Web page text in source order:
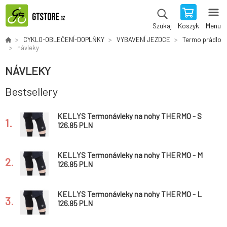
Szukaj Koszyk Menu
CYKLO-OBLEČENÍ-DOPLŇKY VYBAVENÍ JEZDCE
Termo prádlo
návleky
NÁVLEKY
Bestsellery
1.
KELLYS Termonávleky na nohy THERMO - S
126.85 PLN
2.
KELLYS Termonávleky na nohy THERMO - M
126.85 PLN
3.
KELLYS Termonávleky na nohy THERMO - L
126.85 PLN